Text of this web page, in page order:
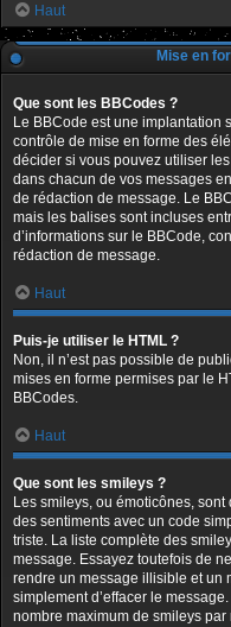
Haut
Mise en
Que sont les BBCodes ?
Le BBCode est une implantation
contrôle de mise en forme des
décider si vous pouvez utiliser
dans chacun de vos messages
de rédaction de message. Le
mais les balises sont incluses
d’informations sur le BBCode,
rédaction de message.
Haut
Puis-je utiliser le HTML ?
Non, il n’est pas possible de
mises en forme permises par le
BBCodes.
Haut
Que sont les smileys ?
Les smileys, ou émoticônes,
des sentiments avec un code
triste. La liste complète des
message. Essayez toutefois de
rendre un message illisible et un
simplement d’effacer le
nombre maximum de smileys par